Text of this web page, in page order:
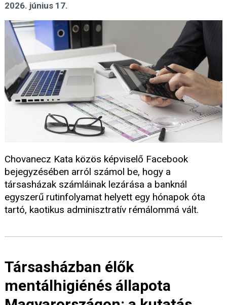
2026. június 17.
Chovanecz Kata közös képviselő Facebook
bejegyzésében arról számol be, hogy a
társasházak számláinak lezárása a banknál
egyszerű rutinfolyamat helyett egy hónapok óta
tartó, kaotikus adminisztratív rémálommá vált.
Társasházban élők
mentálhigiénés állapota